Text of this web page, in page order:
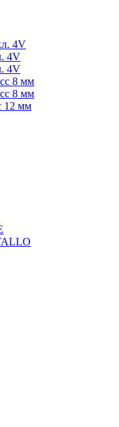
4V
4V
4V
8 мм
8 мм
12 мм